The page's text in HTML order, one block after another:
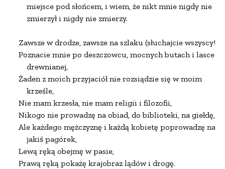
    miejsce pod słońcem, i wiem, że nikt mnie nigdy nie
    zmierzył i nigdy nie zmierzy.
Zawsze w drodze, zawsze na szlaku (słuchajcie wszyscy!),
Poznacie mnie po deszczowcu, mocnych butach i lasce
    drewnianej,
Żaden z moich przyjaciół nie rozsiądzie się w moim
    krześle,
Nie mam krzesła, nie mam religii i filozofii,
Nikogo nie prowadzę na obiad, do biblioteki, na giełdę,
Ale każdego mężczyznę i każdą kobietę poprowadzę na
    jakiś pagórek,
Lewą ręką obejmę w pasie,
Prawą ręką pokażę krajobraz lądów i drogę.